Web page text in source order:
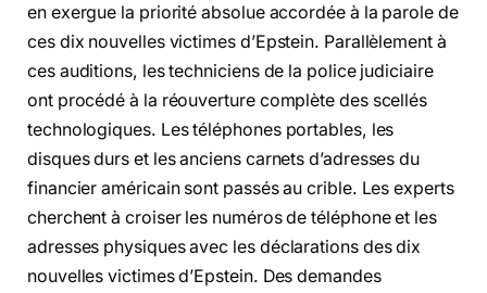
en exergue la priorité absolue accordée à la parole de
ces dix nouvelles victimes d’Epstein. Parallèlement à
ces auditions, les techniciens de la police judiciaire
ont procédé à la réouverture complète des scellés
technologiques. Les téléphones portables, les
disques durs et les anciens carnets d’adresses du
financier américain sont passés au crible. Les experts
cherchent à croiser les numéros de téléphone et les
adresses physiques avec les déclarations des dix
nouvelles victimes d’Epstein. Des demandes